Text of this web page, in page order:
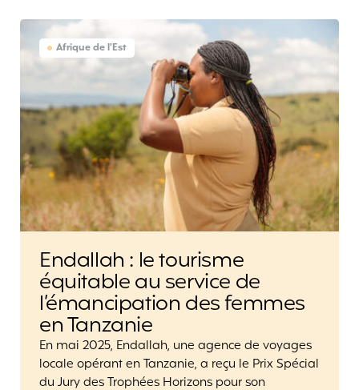
Afrique de l'Est
Endallah : le tourisme
équitable au service de
l’émancipation des femmes
en Tanzanie
En mai 2025, Endallah, une agence de voyages
locale opérant en Tanzanie, a reçu le Prix Spécial
du Jury des Trophées Horizons pour son